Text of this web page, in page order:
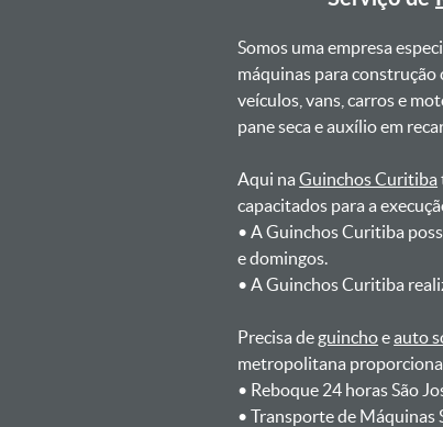
Somos uma empresa
máquinas para construção
veículos, vans, carros e
pane seca e auxílio em
Aqui naGuinchos Curitiba
capacitados para a
ㅤㅤ• A Guinchos Curitiba
e domingos.
ㅤㅤ• A Guinchos Curitiba
Precisa de guinchoeauto
metropolitana
ㅤㅤ• Reboque 24 horas
ㅤㅤ• Transporte de